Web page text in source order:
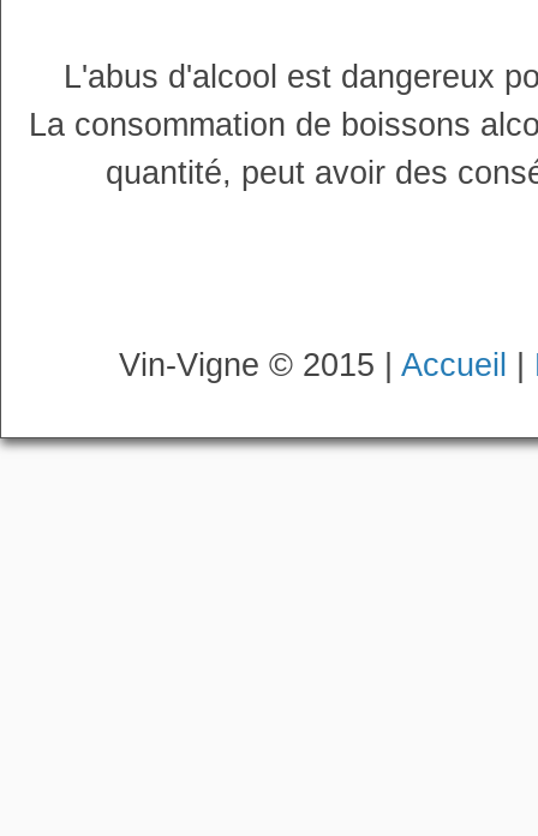
L'abus d'alcool est dangereux
La consommation de boissons
quantité, peut avoir des
Vin-Vigne © 2015 | Accueil